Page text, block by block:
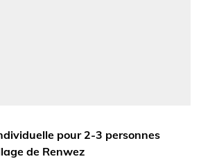
pour 2-3 personnes
de Renwez